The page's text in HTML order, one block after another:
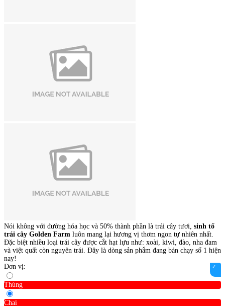
Nói không với đường hóa học và 50% thành phần là trái cây tươi, sinh tố
trái cây Golden Farm luôn mang lại hương vị thơm ngon tự nhiên nhất.
Đặc biệt nhiều loại trái cây được cắt hạt lựu như: xoài, kiwi, đào, nha đam
và việt quất còn nguyên trái. Đây là dòng sản phẩm đang bán chạy số 1 hiện
nay!
Đơn vị:
Thùng
Chai